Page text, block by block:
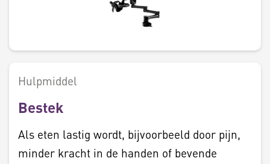
Hulpmiddel
Bestek
Als eten lastig wordt, bijvoorbeeld door pijn,
minder kracht in de handen of bevende